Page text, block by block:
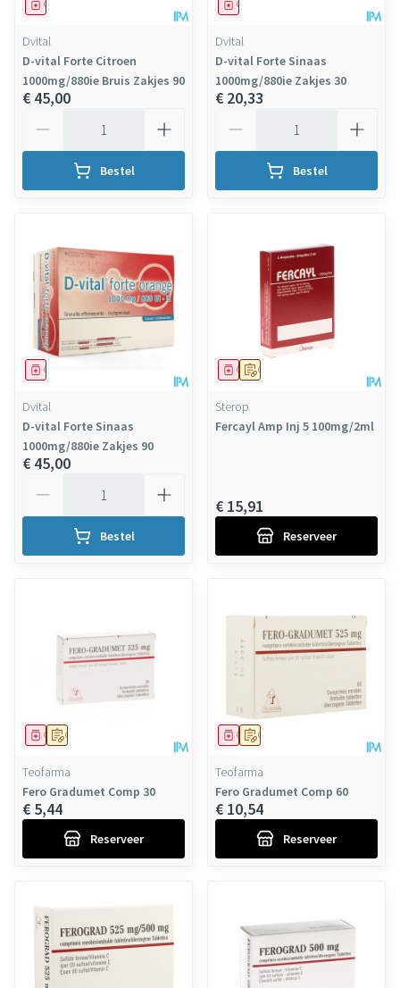
Geneesmiddel
Dvital
D-vital Forte Citroen
1000mg/880ie Bruis Zakjes 90
€ 45,00
Bestel
Geneesmiddel
Dvital
D-vital Forte Sinaas
1000mg/880ie Zakjes 30
€ 20,33
Bestel
Geneesmiddel
Dvital
D-vital Forte Sinaas
1000mg/880ie Zakjes 90
€ 45,00
Bestel
Op voorschrift
Geneesmiddel
Sterop
Fercayl Amp Inj 5 100mg/2ml
€ 15,91
Reserveer
Op voorschrift
Geneesmiddel
Teofarma
Fero Gradumet Comp 30
€ 5,44
Reserveer
Op voorschrift
Geneesmiddel
Teofarma
Fero Gradumet Comp 60
€ 10,54
Reserveer